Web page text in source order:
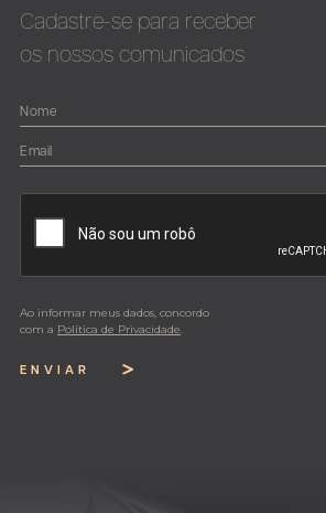
Cadastre-se para receber
os nossos comunicados
Ao informar meus dados, concordo
com a Política de Privacidade.
ENVIAR